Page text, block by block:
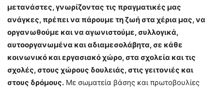
μετανάστες, γνωρίζοντας τις πραγματικές μας
ανάγκες, πρέπει να πάρουμε τη ζωή στα χέρια μας, να
οργανωθούμε και να αγωνιστούμε, συλλογικά,
αυτοοργανωμένα και αδιαμεσολάβητα, σε κάθε
κοινωνικό και εργασιακό χώρο, στα σχολεία και τις
σχολές, στους χώρους δουλειάς, στις γειτονιές και
στους δρόμους. Με σωματεία βάσης και πρωτοβουλίες